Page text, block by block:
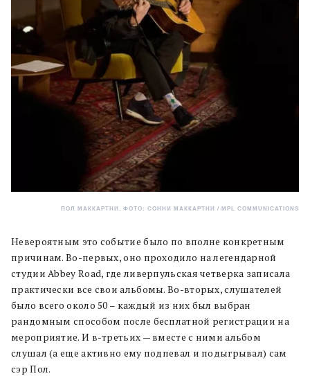
ПОЛ МАККАРТНИ, ФОТО: СОННИ МАККАРТНИ / MPL COMMUNICATIONS
Невероятным это событие было по вполне конкретным
причинам. Во-первых, оно проходило на легендарной
студии Abbey Road, где ливерпульская четверка записала
практически все свои альбомы. Во-вторых, слушателей
было всего около 50 – каждый из них был выбран
рандомным способом после бесплатной регистрации на
мероприятие. И в-третьих — вместе с ними альбом
слушал (а еще активно ему подпевал и подыгрывал) сам
сэр Пол.